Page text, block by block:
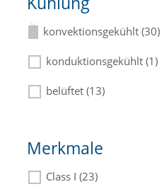
konvektionsgekühlt (30)
konduktionsgekühlt (1)
belüftet (13)
Merkmale
Class I (23)